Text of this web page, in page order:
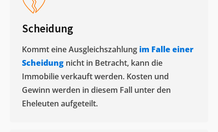
Scheidung
Kommt eine Ausgleichszahlung im Falle einer
Scheidung nicht in Betracht, kann die
Immobilie verkauft werden. Kosten und
Gewinn werden in diesem Fall unter den
Eheleuten aufgeteilt.​